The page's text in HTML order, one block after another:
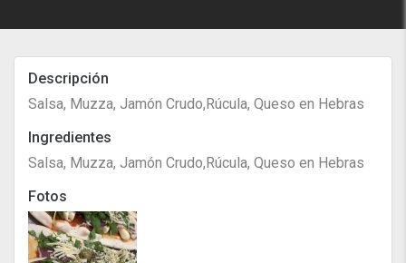
Descripción
Salsa, Muzza, Jamón Crudo,Rúcula, Queso en Hebras
Ingredientes
Salsa, Muzza, Jamón Crudo,Rúcula, Queso en Hebras
Fotos